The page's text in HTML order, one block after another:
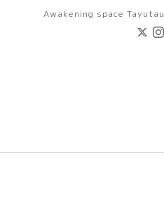
Awakening space Tayutau